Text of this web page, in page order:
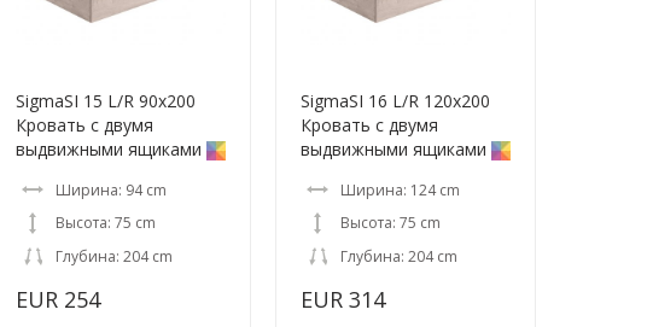
SigmaSI 15 L/R 90x200
Кровать с двумя
выдвижными ящиками
Ширина: 94 cm
Высота: 75 cm
Глубина: 204 cm
EUR 254
SigmaSI 16 L/R 120x200
Кровать с двумя
выдвижными ящиками
Ширина: 124 cm
Высота: 75 cm
Глубина: 204 cm
EUR 314